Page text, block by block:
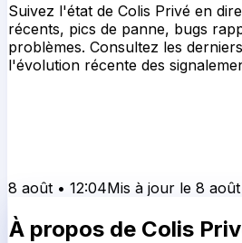
Suivez l'état de Colis Privé en
récents, pics de panne, bugs
problèmes. Consultez les
l'évolution récente des
8 août • 12:04Mis à jour le 8
À propos de Colis